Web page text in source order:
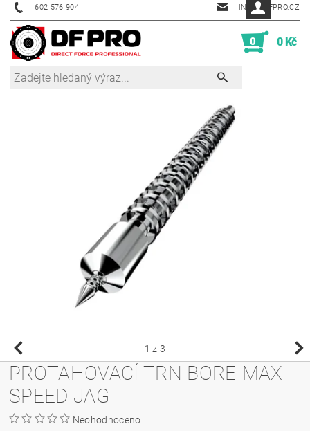
602 576 904 INFO@DFPRO.CZ
0 0 Kč
1 z 3
PROTAHOVACÍ TRN BORE-MAX
SPEED JAG
Neohodnoceno